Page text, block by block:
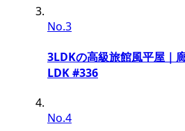
No.3
3LDKの高級旅館風平屋｜
LDK #336
No.4